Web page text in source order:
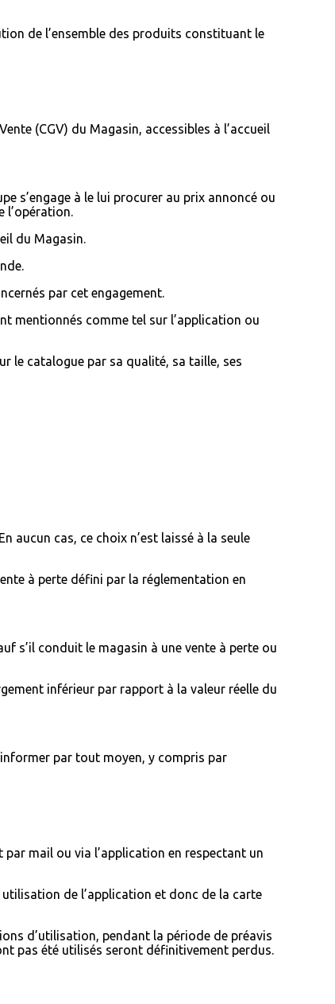
de l’ensemble des produits constituant le
(CGV) du Magasin, accessibles à l’accueil
s’engage à le lui procurer au prix annoncé ou
l’opération.
du Magasin.
par cet engagement.
mentionnés comme tel sur l’application ou
le catalogue par sa qualité, sa taille, ses
aucun cas, ce choix n’est laissé à la seule
à perte défini par la réglementation en
s’il conduit le magasin à une vente à perte ou
inférieur par rapport à la valeur réelle du
par tout moyen, y compris par
mail ou via l’application en respectant un
de l’application et donc de la carte
d’utilisation, pendant la période de préavis
pas été utilisés seront définitivement perdus.